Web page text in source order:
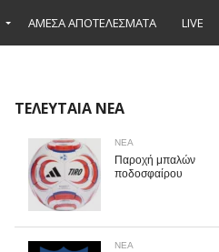
ΑΜΕΣΑ ΑΠΟΤΕΛΕΣΜΑΤΑ LIVE
ΤΕΛΕΥΤΑΙΑ ΝΕΑ
ΝΕΑ
Παροχή μπαλών
ποδοσφαίρου
ΝΕΑ